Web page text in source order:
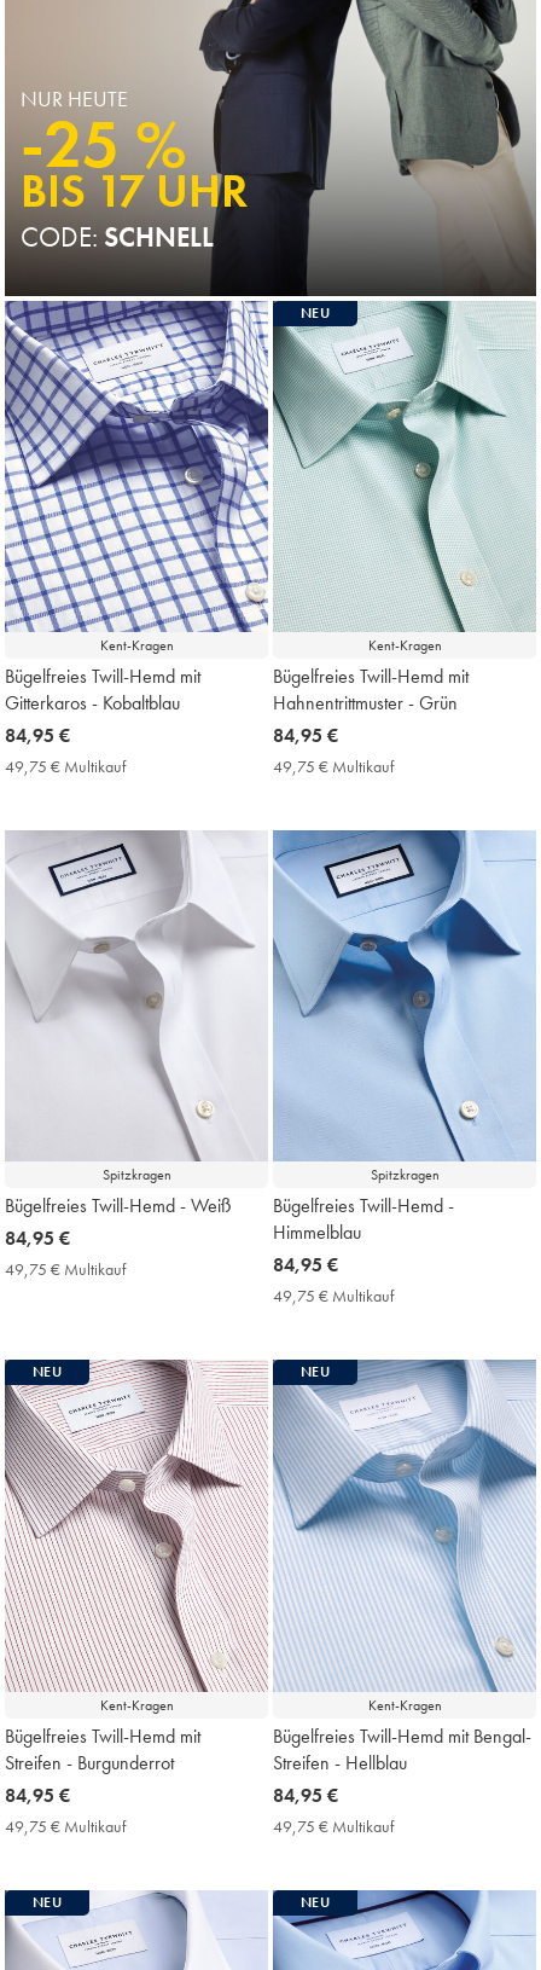
NUR HEUTE
-25 %
BIS 17 UHR
CODE: SCHNELL
Kent-Kragen
Bügelfreies Twill-Hemd mit
Gitterkaros - Kobaltblau
now
84,95
84,95 €
49,75 € Multikauf49,75
Price
Kent-Kragen
NEU
Bügelfreies Twill-Hemd mit
Hahnentrittmuster - Grün
now
84,95
84,95 €
49,75 € Multikauf49,75
Price
Spitzkragen
Bügelfreies Twill-Hemd - Weiß
now
84,95
84,95 €
49,75 € Multikauf49,75
Spitzkragen
Bügelfreies Twill-Hemd -
Himmelblau
now
84,95
84,95 €
49,75 € Multikauf49,75
Price
Kent-Kragen
NEU
Bügelfreies Twill-Hemd mit
Streifen - Burgunderrot
now
84,95
84,95 €
49,75 € Multikauf49,75
Price
Kent-Kragen
NEU
Bügelfreies Twill-Hemd mit Bengal-
Streifen - Hellblau
now
84,95
84,95 €
49,75 € Multikauf49,75
Price
NEU NEU